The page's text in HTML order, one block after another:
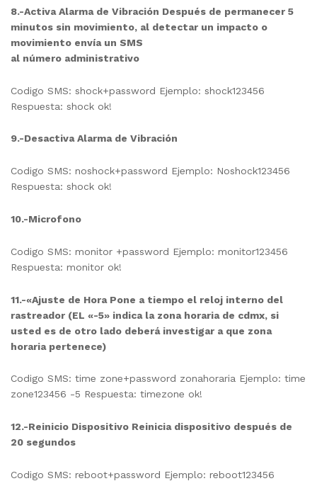
8.-Activa Alarma de Vibración Después de permanecer 5
minutos sin movimiento, al detectar un impacto o
movimiento envía un SMS
al número administrativo
Codigo SMS: shock+password Ejemplo: shock123456
Respuesta: shock ok!
9.-Desactiva Alarma de Vibración
Codigo SMS: noshock+password Ejemplo: Noshock123456
Respuesta: shock ok!
10.-Microfono
Codigo SMS: monitor +password Ejemplo: monitor123456
Respuesta: monitor ok!
11.-«Ajuste de Hora Pone a tiempo el reloj interno del
rastreador (EL «-5» indica la zona horaria de cdmx, si
usted es de otro lado deberá investigar a que zona
horaria pertenece)
Codigo SMS: time zone+password zonahoraria Ejemplo: time
zone123456 -5 Respuesta: timezone ok!
12.-Reinicio Dispositivo Reinicia dispositivo después de
20 segundos
Codigo SMS: reboot+password Ejemplo: reboot123456